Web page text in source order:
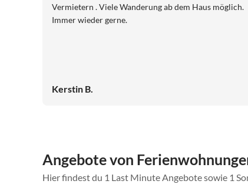
Vermietern . Viele Wanderung ab dem Haus möglich.
Immer wieder gerne.
Kerstin B.
Angebote von
Hier findest du 1 Last Minute Angebote sowie 1